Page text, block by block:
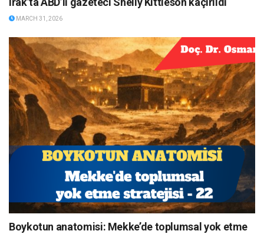
MARCH 31, 2026
Boykotun anatomisi: Mekke’de toplumsal yok etme